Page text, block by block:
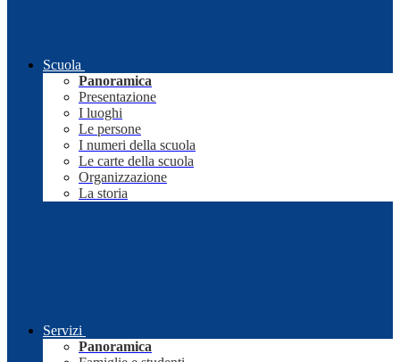
Scuola
Panoramica
Presentazione
I luoghi
Le persone
I numeri della scuola
Le carte della scuola
Organizzazione
La storia
Servizi
Panoramica